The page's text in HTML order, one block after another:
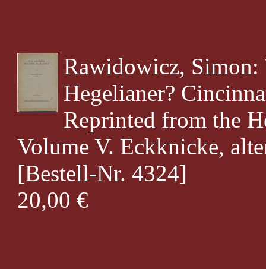
Rawidowicz, Simon:
Hegelianer?
Reprinted from the
Volume V. Eckknicke,
[Bestell-Nr. 4324]
20,00 €